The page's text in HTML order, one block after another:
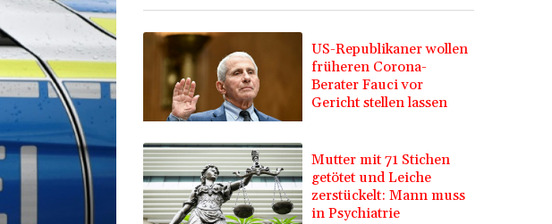
US-Republikaner wollen
früheren Corona-
Berater Fauci vor
Gericht stellen lassen
Mutter mit 71 Stichen
getötet und Leiche
zerstückelt: Mann muss
in Psychiatrie